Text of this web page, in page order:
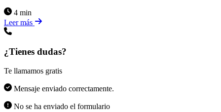
4 min
Leer más
¿Tienes dudas?
Te llamamos gratis
Mensaje enviado correctamente.
No se ha enviado el formulario